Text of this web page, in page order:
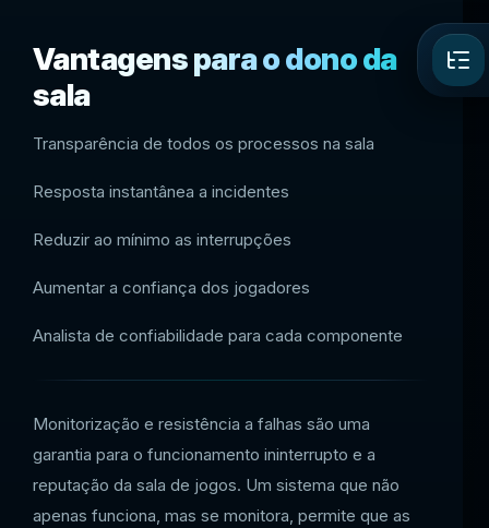
Vantagens para o dono da
sala
Transparência de todos os processos na sala
Resposta instantânea a incidentes
Reduzir ao mínimo as interrupções
Aumentar a confiança dos jogadores
Analista de confiabilidade para cada componente
Monitorização e resistência a falhas são uma
garantia para o funcionamento ininterrupto e a
reputação da sala de jogos. Um sistema que não
apenas funciona, mas se monitora, permite que as